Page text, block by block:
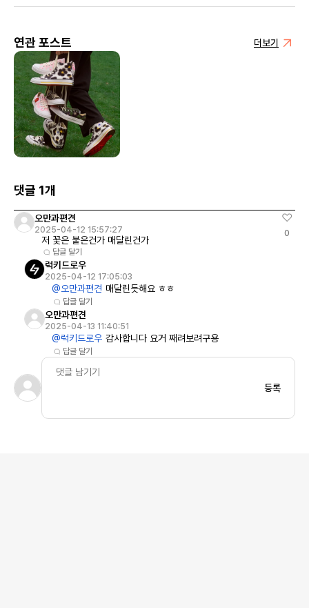
연관 포스트 더보기
댓글 1개
오만과편견
2025-04-12 15:57:27
저 꽃은 붙은건가 매달린건가
답글 달기
0
럭키드로우
2025-04-12 17:05:03
@오만과편견 매달린듯해요 ㅎㅎ
답글 달기
오만과편견
2025-04-13 11:40:51
@럭키드로우 감사합니다 요거 째려보려구용
답글 달기
등록